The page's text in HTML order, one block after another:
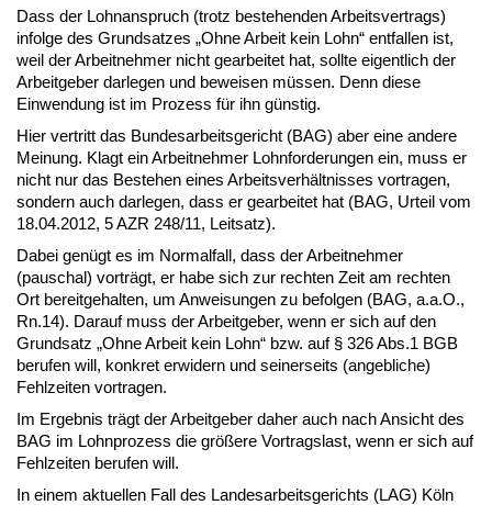
Dass der Lohnanspruch (trotz bestehenden Arbeitsvertrags)
infolge des Grundsatzes „Ohne Arbeit kein Lohn“ entfallen ist,
weil der Arbeitnehmer nicht gearbeitet hat, sollte eigentlich der
Arbeitgeber darlegen und beweisen müssen. Denn diese
Einwendung ist im Prozess für ihn günstig.
Hier vertritt das Bundesarbeitsgericht (BAG) aber eine andere
Meinung. Klagt ein Arbeitnehmer Lohnforderungen ein, muss er
nicht nur das Bestehen eines Arbeitsverhältnisses vortragen,
sondern auch darlegen, dass er gearbeitet hat (BAG, Urteil vom
18.04.2012, 5 AZR 248/11, Leitsatz).
Dabei genügt es im Normalfall, dass der Arbeitnehmer
(pauschal) vorträgt, er habe sich zur rechten Zeit am rechten
Ort bereitgehalten, um Anweisungen zu befolgen (BAG, a.a.O.,
Rn.14). Darauf muss der Arbeitgeber, wenn er sich auf den
Grundsatz „Ohne Arbeit kein Lohn“ bzw. auf § 326 Abs.1 BGB
berufen will, konkret erwidern und seinerseits (angebliche)
Fehlzeiten vortragen.
Im Ergebnis trägt der Arbeitgeber daher auch nach Ansicht des
BAG im Lohnprozess die größere Vortragslast, wenn er sich auf
Fehlzeiten berufen will.
In einem aktuellen Fall des Landesarbeitsgerichts (LAG) Köln